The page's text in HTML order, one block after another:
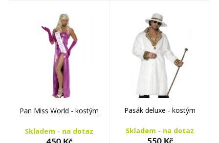
Pan Miss World - kostým
Skladem - na dotaz
Pasák deluxe - kostým
Skladem - na dotaz
550 Kč